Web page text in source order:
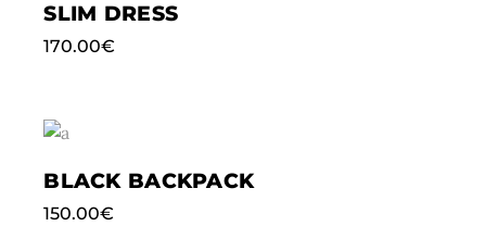
SLIM DRESS
170.00€
BLACK BACKPACK
150.00€